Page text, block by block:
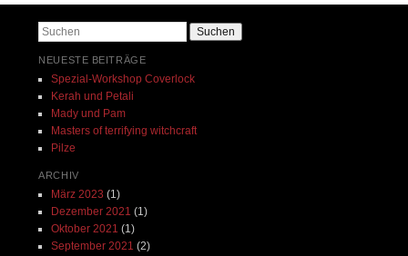
Suchen
NEUESTE BEITRÄGE
Spezial-Workshop Coverlock
Kerah und Petali
Mady und Pam
Masters of terrifying witchcraft
Pilze
ARCHIV
März 2023 (1)
Dezember 2021 (1)
Oktober 2021 (1)
September 2021 (2)